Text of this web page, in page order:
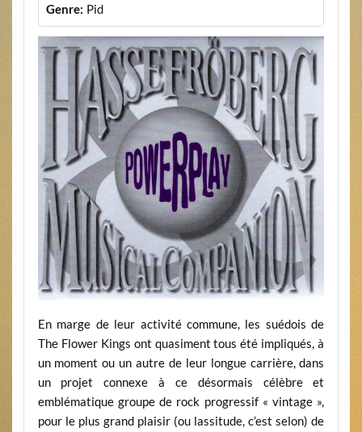
Genre: Pid
En marge de leur activité commune, les suédois de
The Flower Kings ont quasiment tous été impliqués, à
un moment ou un autre de leur longue carrière, dans
un projet connexe à ce désormais célèbre et
emblématique groupe de rock progressif « vintage »,
pour le plus grand plaisir (ou lassitude, c’est selon) de